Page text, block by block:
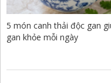
5 món canh thải độc gan
gan khỏe mỗi ngày